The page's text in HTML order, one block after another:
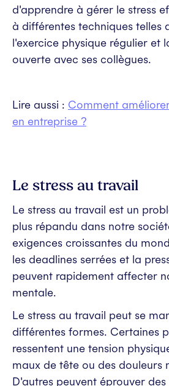
d'apprendre à gérer le stress
à différentes techniques telles
l'exercice physique régulier et
ouverte avec ses collègues.
Lire aussi : Comment
en entreprise ?
Le stress au travail
Le stress au travail est un
plus répandu dans notre
exigences croissantes du
les deadlines serrées et la
peuvent rapidement affecter
mentale.
Le stress au travail peut se
différentes formes. Certaines
ressentent une tension
maux de tête ou des douleurs
D'autres peuvent éprouver